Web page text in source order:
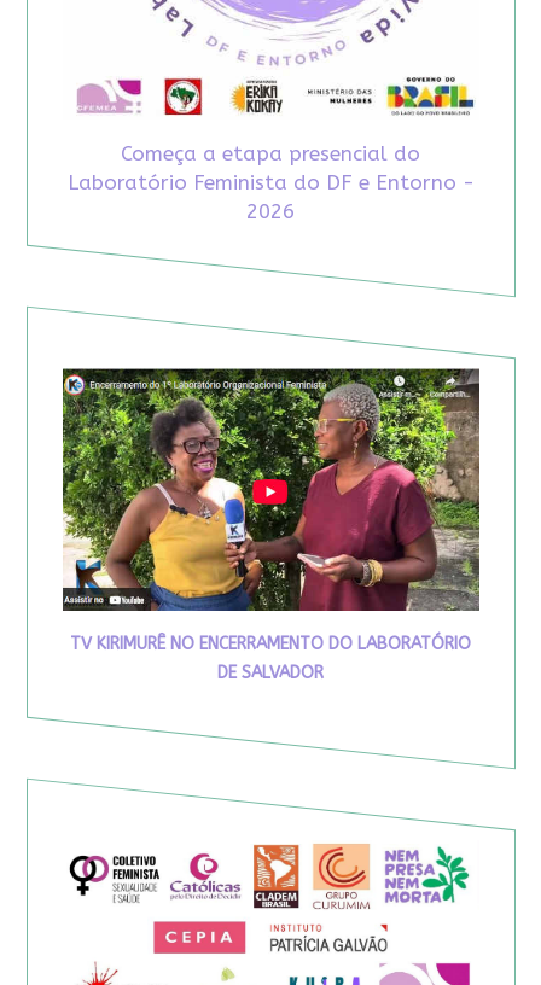
Começa a etapa presencial do
Laboratório Feminista do DF e Entorno -
2026
TV KIRIMURÊ NO ENCERRAMENTO DO LABORATÓRIO
DE SALVADOR